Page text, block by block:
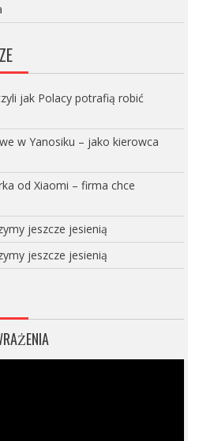
jak Polacy potrafią robić
w Yanosiku – jako kierowca
od Xiaomi – firma chce
jeszcze jesienią
jeszcze jesienią